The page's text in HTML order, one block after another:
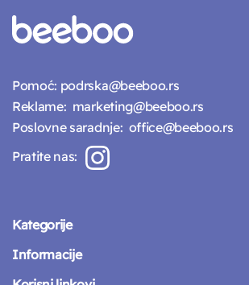
Pomoć: podrska@beeboo.rs
Reklame: marketing@beeboo.rs
Poslovne saradnje: office@beeboo.rs
Pratite nas:
Kategorije
Informacije